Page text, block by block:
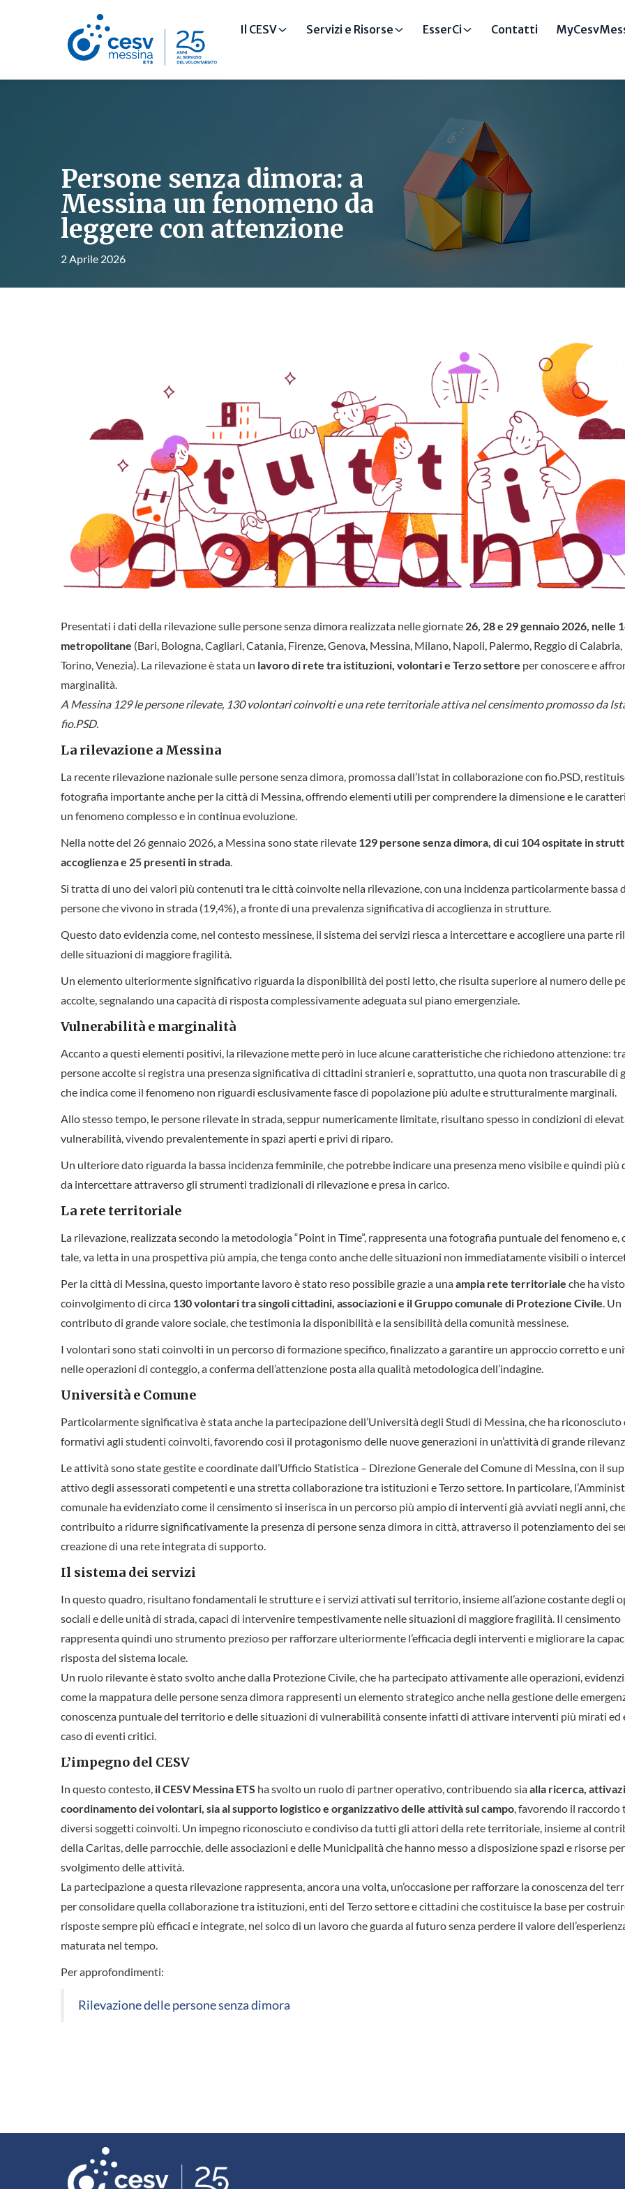
Il CESV Servizi e Risorse EsserCi Contatti
Persone senza dimora: a
Messina un fenomeno da
leggere con attenzione
2 Aprile 2026
Presentati i dati della rilevazione sulle persone senza dimora realizzata nelle giornate 26, 28 e 29 gennaio 2026, nelle
metropolitane (Bari, Bologna, Cagliari, Catania, Firenze, Genova, Messina, Milano, Napoli, Palermo, Reggio di Calabria,
Torino, Venezia). La rilevazione è stata un lavoro di rete tra istituzioni, volontari e Terzo settore per conoscere e
marginalità.
A Messina 129 le persone rilevate, 130 volontari coinvolti e una rete territoriale attiva nel censimento promosso da
fio.PSD.
La rilevazione a Messina
La recente rilevazione nazionale sulle persone senza dimora, promossa dall’Istat in collaborazione con fio.PSD,
fotografia importante anche per la città di Messina, offrendo elementi utili per comprendere la dimensione e le
un fenomeno complesso e in continua evoluzione.
Nella notte del 26 gennaio 2026, a Messina sono state rilevate 129 persone senza dimora, di cui 104 ospitate in
accoglienza e 25 presenti in strada.
Si tratta di uno dei valori più contenuti tra le città coinvolte nella rilevazione, con una incidenza particolarmente bassa
persone che vivono in strada (19,4%), a fronte di una prevalenza significativa di accoglienza in strutture.
Questo dato evidenzia come, nel contesto messinese, il sistema dei servizi riesca a intercettare e accogliere una parte
delle situazioni di maggiore fragilità.
Un elemento ulteriormente significativo riguarda la disponibilità dei posti letto, che risulta superiore al numero delle
accolte, segnalando una capacità di risposta complessivamente adeguata sul piano emergenziale.
Vulnerabilità e marginalità
Accanto a questi elementi positivi, la rilevazione mette però in luce alcune caratteristiche che richiedono attenzione:
persone accolte si registra una presenza significativa di cittadini stranieri e, soprattutto, una quota non trascurabile di
che indica come il fenomeno non riguardi esclusivamente fasce di popolazione più adulte e strutturalmente marginali.
Allo stesso tempo, le persone rilevate in strada, seppur numericamente limitate, risultano spesso in condizioni di
vulnerabilità, vivendo prevalentemente in spazi aperti e privi di riparo.
Un ulteriore dato riguarda la bassa incidenza femminile, che potrebbe indicare una presenza meno visibile e quindi più
da intercettare attraverso gli strumenti tradizionali di rilevazione e presa in carico.
La rete territoriale
La rilevazione, realizzata secondo la metodologia “Point in Time”, rappresenta una fotografia puntuale del fenomeno e,
tale, va letta in una prospettiva più ampia, che tenga conto anche delle situazioni non immediatamente visibili o
Per la città di Messina, questo importante lavoro è stato reso possibile grazie a unaampia rete territoriale che ha
coinvolgimento di circa 130 volontari tra singoli cittadini, associazioni e il Gruppo comunale di Protezione Civile. Un
contributo di grande valore sociale, che testimonia la disponibilità e la sensibilità della comunità messinese.
I volontari sono stati coinvolti in un percorso di formazione specifico, finalizzato a garantire un approccio corretto e
nelle operazioni di conteggio, a conferma dell’attenzione posta alla qualità metodologica dell’indagine.
Università e Comune
Particolarmente significativa è stata anche la partecipazione dell’Università degli Studi di Messina, che ha riconosciuto
formativi agli studenti coinvolti, favorendo così il protagonismo delle nuove generazioni in un’attività di grande
Le attività sono state gestite e coordinate dall’Ufficio Statistica – Direzione Generale del Comune di Messina, con il
attivo degli assessorati competenti e una stretta collaborazione tra istituzioni e Terzo settore. In particolare,
comunale ha evidenziato come il censimento si inserisca in un percorso più ampio di interventi già avviati negli anni,
contribuito a ridurre significativamente la presenza di persone senza dimora in città, attraverso il potenziamento dei
creazione di una rete integrata di supporto.
Il sistema dei servizi
In questo quadro, risultano fondamentali le strutture e i servizi attivati sul territorio, insieme all’azione costante degli
sociali e delle unità di strada, capaci di intervenire tempestivamente nelle situazioni di maggiore fragilità. Il censimento
rappresenta quindi uno strumento prezioso per rafforzare ulteriormente l’efficacia degli interventi e migliorare la
risposta del sistema locale.
Un ruolo rilevante è stato svolto anche dalla Protezione Civile, che ha partecipato attivamente alle operazioni,
come la mappatura delle persone senza dimora rappresenti un elemento strategico anche nella gestione delle
conoscenza puntuale del territorio e delle situazioni di vulnerabilità consente infatti di attivare interventi più mirati ed
caso di eventi critici.
L’impegno del CESV
In questo contesto, il CESV Messina ETS ha svolto un ruolo di partner operativo, contribuendo siaalla ricerca,
coordinamento dei volontari, sia al supporto logistico e organizzativo delle attività sul campo, favorendo il raccordo
diversi soggetti coinvolti. Un impegno riconosciuto e condiviso da tutti gli attori della rete territoriale, insieme al
della Caritas, delle parrocchie, delle associazioni e delle Municipalità che hanno messo a disposizione spazi e risorse
svolgimento delle attività.
La partecipazione a questa rilevazione rappresenta, ancora una volta, un’occasione per rafforzare la conoscenza del
per consolidare quella collaborazione tra istituzioni, enti del Terzo settore e cittadini che costituisce la base per
risposte sempre più efficaci e integrate, nel solco di un lavoro che guarda al futuro senza perdere il valore
maturata nel tempo.
Per approfondimenti:
Rilevazione delle persone senza dimora